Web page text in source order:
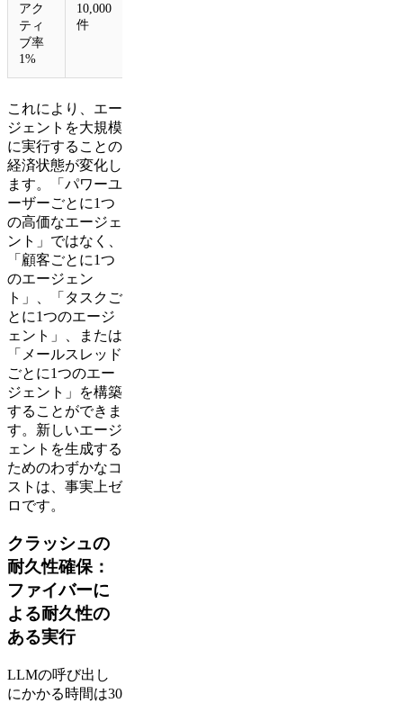
アク
ティ
ブ率
1%
10,000
件
これにより、エー
ジェントを大規模
に実行することの
経済状態が変化し
ます。「パワーユ
ーザーごとに1つ
の高価なエージェ
ント」ではなく、
「顧客ごとに1つ
のエージェン
ト」、「タスクご
とに1つのエージ
ェント」、または
「メールスレッド
ごとに1つのエー
ジェント」を構築
することができま
す。新しいエージ
ェントを生成する
ためのわずかなコ
ストは、事実上ゼ
ロです。
クラッシュの
耐久性確保：
ファイバーに
よる耐久性の
ある実行
LLMの呼び出し
にかかる時間は30